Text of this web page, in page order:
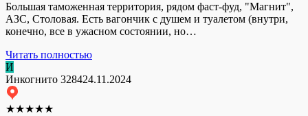
Большая таможенная территория, рядом фаст-фуд, "Магнит",
АЗС, Столовая. Есть вагончик с душем и туалетом (внутри,
конечно, все в ужасном состоянии, но…
Читать полностью
И
Инкогнито 328424.11.2024
★★★★★